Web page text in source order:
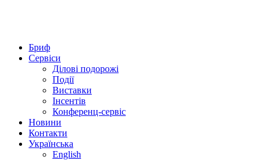
Бриф
Сервіси
Ділові подорожі
Події
Виставки
Інсентів
Конференц-сервіс
Новини
Контакти
Українська
English